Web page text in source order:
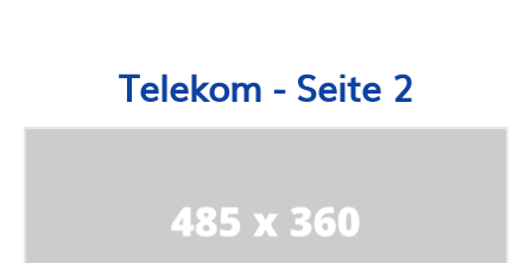
Telekom - Seite 2